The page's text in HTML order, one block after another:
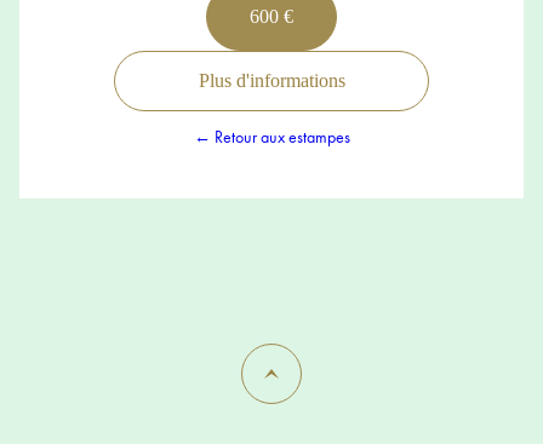
600 €
Plus d'informations
← Retour aux estampes